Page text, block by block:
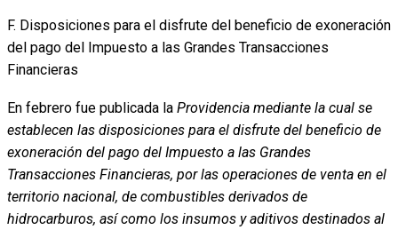
F. Disposiciones para el disfrute del beneficio de exoneración
del pago del Impuesto a las Grandes Transacciones
Financieras
En febrero fue publicada la Providencia mediante la cual se
establecen las disposiciones para el disfrute del beneficio de
exoneración del pago del Impuesto a las Grandes
Transacciones Financieras, por las operaciones de venta en el
territorio nacional, de combustibles derivados de
hidrocarburos, así como los insumos y aditivos destinados al